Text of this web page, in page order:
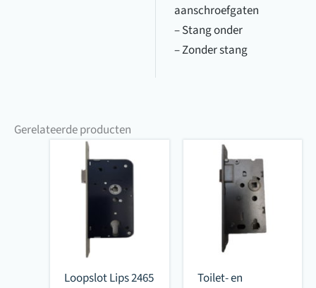
aanschroefgaten
– Stang onder
– Zonder stang
Gerelateerde producten
Loopslot Lips 2465
Toilet- en